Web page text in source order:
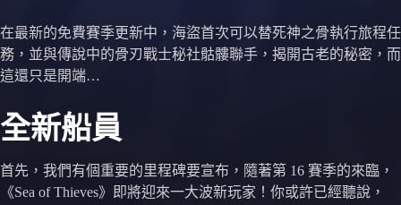
在最新的免費賽季更新中，海盜首次可以替死神之骨執行旅程任
務，並與傳說中的骨刃戰士秘社骷髏聯手，揭開古老的秘密，而
這還只是開端…
全新船員
首先，我們有個重要的里程碑要宣布，隨著第 16 賽季的來臨，
《Sea of Thieves》即將迎來一大波新玩家！你或許已經聽說，